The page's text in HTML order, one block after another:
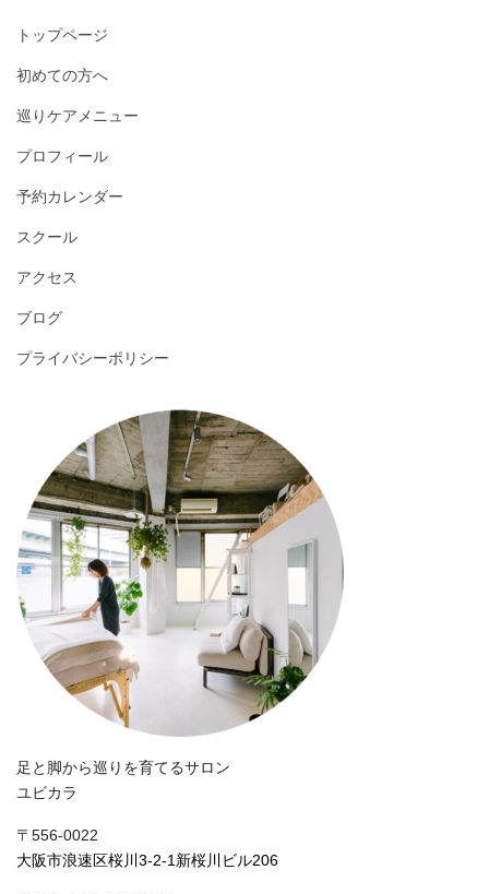
トップページ
初めての方へ
巡りケアメニュー
プロフィール
予約カレンダー
スクール
アクセス
ブログ
プライバシーポリシー
足と脚から巡りを育てるサロン
ユビカラ
〒556-0022
大阪市浪速区桜川3-2-1新桜川ビル206